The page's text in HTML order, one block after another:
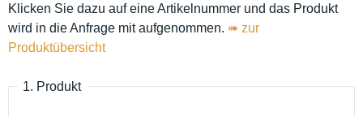
Klicken Sie dazu auf eine Artikelnummer und das Produkt
wird in die Anfrage mit aufgenommen. ➠ zur
Produktübersicht
1. Produkt